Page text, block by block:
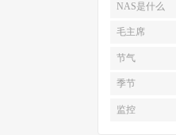
NAS是什么
毛主席
节气
季节
监控